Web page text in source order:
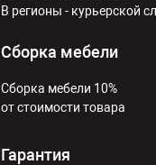
В регионы - курьерской
Сборка мебели
Сборка мебели 10%
от стоимости товара
Гарантия